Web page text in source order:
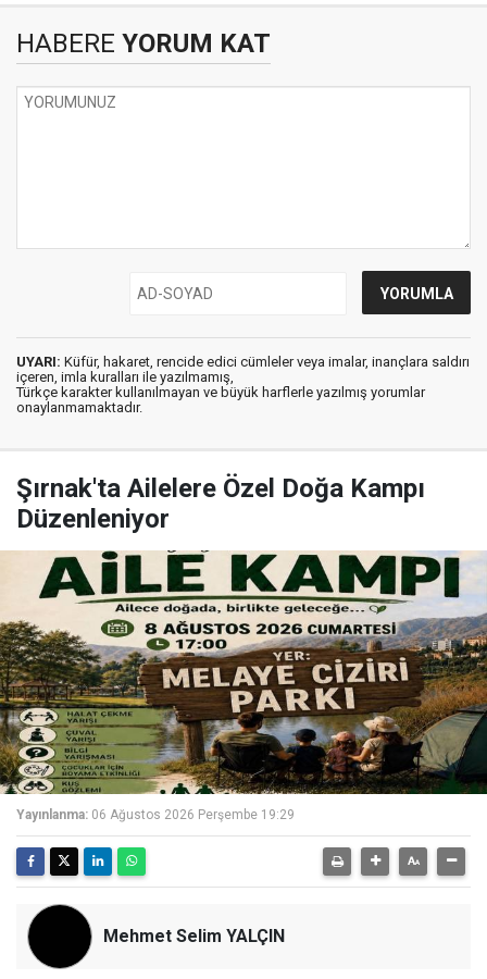
HABERE YORUM KAT
UYARI: Küfür, hakaret, rencide edici cümleler veya imalar, inançlara saldırı
içeren, imla kuralları ile yazılmamış,
Türkçe karakter kullanılmayan ve büyük harflerle yazılmış yorumlar
onaylanmamaktadır.
Şırnak'ta Ailelere Özel Doğa Kampı
Düzenleniyor
Yayınlanma: 06 Ağustos 2026 Perşembe 19:29
Mehmet Selim YALÇIN